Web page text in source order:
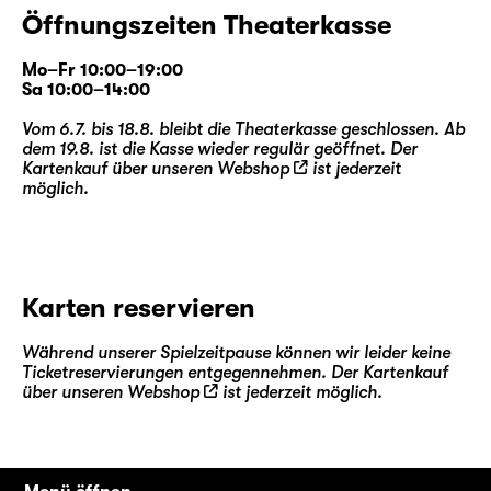
änderten Brecht und Eisler verschiedene
Texte und Szenenverläufe. Und bereits mit
der Uraufführung interviewten sie per
Eindrücken und Bewertungen, insbesondere
auch nach ihrer Beurteilung des „politischen
Lehrwertes“ des Werkes.
seinem jüngst vorgelegten Groß-Essay „Die
Farbe Rot“, nahmen in der Weltgeschichte
Literaten und literarische Werke Partei für die
Sache der Kommunisten – und das nicht erst
im 20. Jahrhundert. Wobei (nicht nur) im
die Radikalität der Literatur sich in Bezug auf
Öffnungszeiten Theaterkasse
Mo–Fr 10:00–19:00
Sa 10:00–14:00
Vom 6.7. bis 18.8. bleibt die Theaterkasse geschlossen. Ab
dem 19.8. ist die Kasse wieder regulär geöffnet. Der
Kartenkauf über unseren Webshop
ist jederzeit
möglich.
Karten reservieren
Während unserer Spielzeitpause können wir leider keine
Ticketreservierungen entgegennehmen. Der Kartenkauf
über unseren Webshop ist jederzeit möglich.